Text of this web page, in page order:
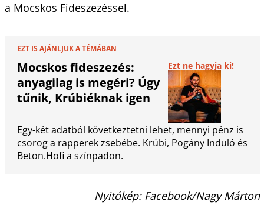
a Mocskos Fideszezéssel.
EZT IS AJÁNLJUK A TÉMÁBAN
Mocskos fideszezés:
anyagilag is megéri? Úgy
tűnik, Krúbiéknak igen
Ezt ne hagyja ki!
Egy-két adatból következtetni lehet, mennyi pénz is
csorog a rapperek zsebébe. Krúbi, Pogány Induló és
Beton.Hofi a színpadon.
Nyitókép: Facebook/Nagy Márton